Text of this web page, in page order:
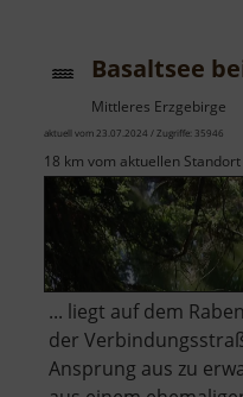
Basaltsee
Mittleres Erzgebirge
aktuell vom 23.07.2024 / Zugriffe: 35946
18 km vom aktuellen Standort
... liegt auf dem
der
Ansprung aus zu